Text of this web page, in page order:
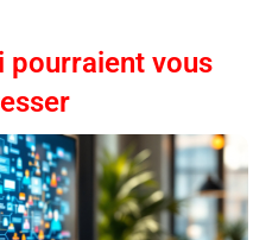
pourraient vous